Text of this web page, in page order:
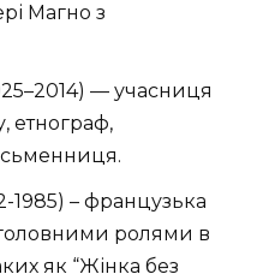
Магно з
— учасниця
етнограф,
1985) – французька
ролями в
як “Жінка без